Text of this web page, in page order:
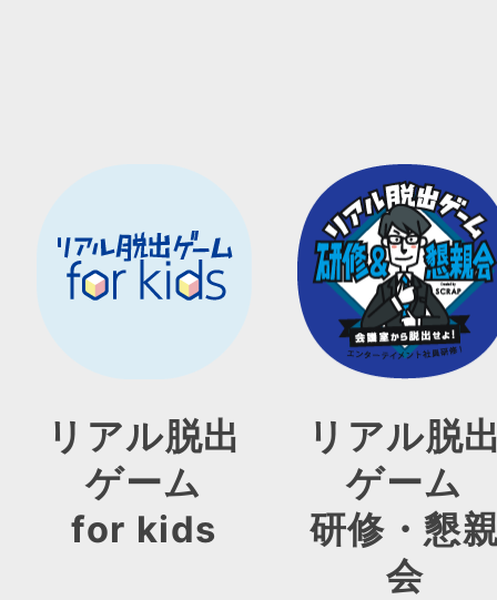
リアル脱出
ゲーム
for kids
リアル脱
ゲーム
研修・懇
会